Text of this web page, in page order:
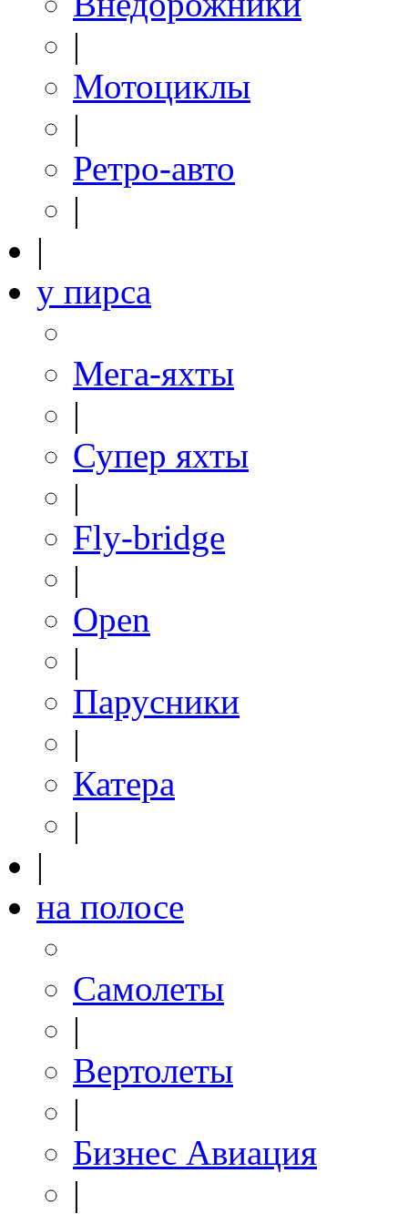
|
Мотоциклы
|
Ретро-авто
|
|
у пирса
Мега-яхты
|
Супер яхты
|
Fly-bridge
|
Open
|
Парусники
|
Катера
|
|
на полосе
Самолеты
|
Вертолеты
|
Бизнес Авиация
|